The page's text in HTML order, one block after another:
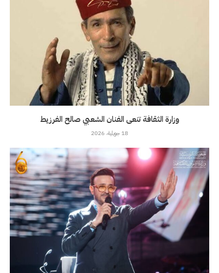
وزارة الثقافة تنعى الفنان الشعبي صالح الفرزيط
18 جويلية، 2026